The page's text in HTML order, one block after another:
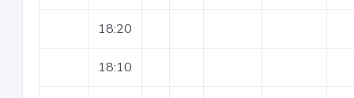
18:20
18:10